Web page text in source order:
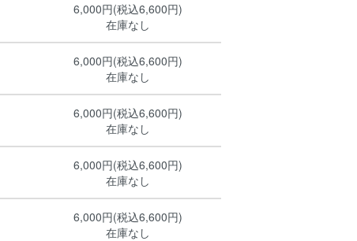
6,000円(税込6,600円)
在庫なし
6,000円(税込6,600円)
在庫なし
6,000円(税込6,600円)
在庫なし
6,000円(税込6,600円)
在庫なし
6,000円(税込6,600円)
在庫なし